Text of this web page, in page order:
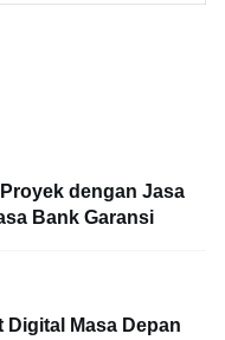
dengan Jasa
Bank Garansi
Masa Depan